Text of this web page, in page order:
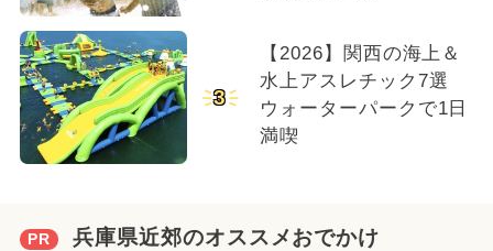
3
【2026】関西の海上＆
水上アスレチック7選
ウォーターパークで1日
満喫
PR 兵庫県近郊のオススメおでかけ